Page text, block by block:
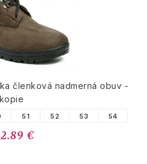
členková nadmerná obuv -
kopie
51 52 53 54
€